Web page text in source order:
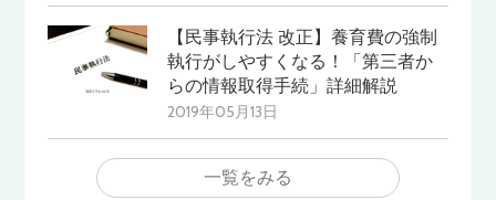
【民事執行法 改正】養育費の強制
執行がしやすくなる！「第三者か
らの情報取得手続」詳細解説
2019年05月13日
一覧をみる